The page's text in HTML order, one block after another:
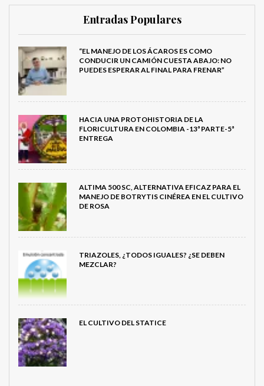
Entradas Populares
“EL MANEJO DE LOS ÁCAROS ES COMO
CONDUCIR UN CAMIÓN CUESTA ABAJO: NO
PUEDES ESPERAR AL FINAL PARA FRENAR”
HACIA UNA PROTOHISTORIA DE LA
FLORICULTURA EN COLOMBIA -13ª PARTE-5ª
ENTREGA
ALTIMA 500 SC, ALTERNATIVA EFICAZ PARA EL
MANEJO DE BOTRYTIS CINÉREA EN EL CULTIVO
DE ROSA
TRIAZOLES, ¿TODOS IGUALES? ¿SE DEBEN
MEZCLAR?
EL CULTIVO DEL STATICE